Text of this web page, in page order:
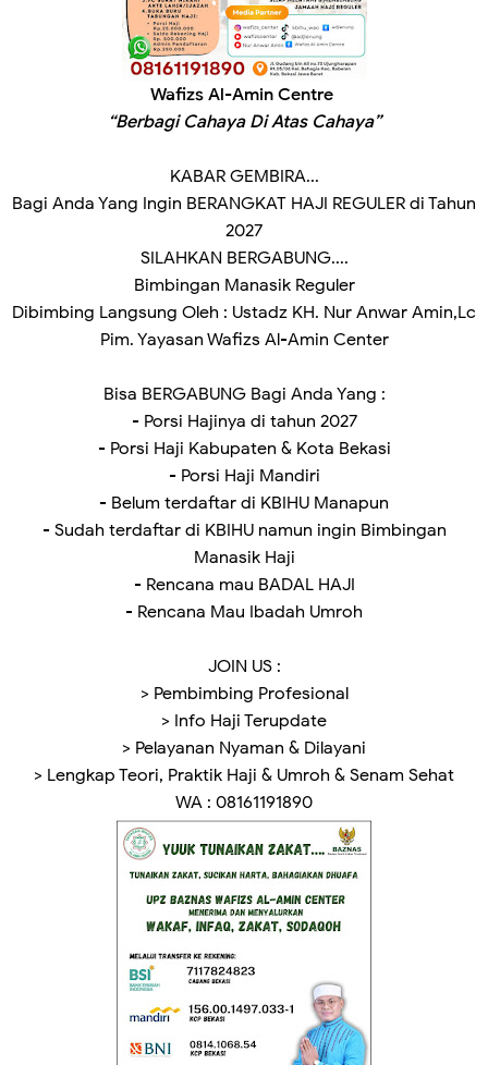
Wafizs Al-Amin Centre
“Berbagi Cahaya Di Atas Cahaya”
KABAR GEMBIRA...
Bagi Anda Yang Ingin BERANGKAT HAJI REGULER di Tahun
2027
SILAHKAN BERGABUNG....
Bimbingan Manasik Reguler
Dibimbing Langsung Oleh : Ustadz KH. Nur Anwar Amin,Lc
Pim. Yayasan Wafizs Al-Amin Center
Bisa BERGABUNG Bagi Anda Yang :
- Porsi Hajinya di tahun 2027
- Porsi Haji Kabupaten & Kota Bekasi
- Porsi Haji Mandiri
- Belum terdaftar di KBIHU Manapun
- Sudah terdaftar di KBIHU namun ingin Bimbingan
Manasik Haji
- Rencana mau BADAL HAJI
- Rencana Mau Ibadah Umroh
JOIN US :
> Pembimbing Profesional
> Info Haji Terupdate
> Pelayanan Nyaman & Dilayani
> Lengkap Teori, Praktik Haji & Umroh & Senam Sehat
WA : 08161191890